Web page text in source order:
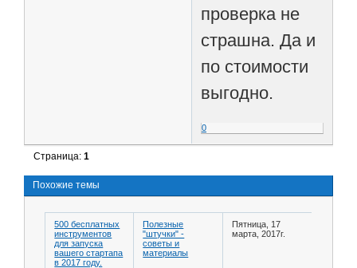
проверка не
страшна. Да и
по стоимости
выгодно.
0
Страница:1
Похожие темы
500 бесплатных
инструментов
для запуска
вашего стартапа
в 2017 году.
Полезные
"штучки" -
советы и
материалы
Пятница, 17
марта, 2017г.